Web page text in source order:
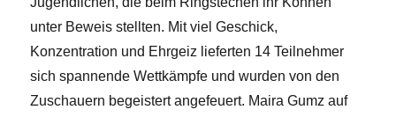
unter Beweis stellten. Mit viel Geschick,
Konzentration und Ehrgeiz lieferten 14 Teilnehmer
sich spannende Wettkämpfe und wurden von den
Zuschauern begeistert angefeuert. Maira Gumz auf